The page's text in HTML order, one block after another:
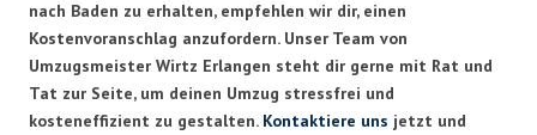
nach Baden zu erhalten, empfehlen wir dir, einen
Kostenvoranschlag anzufordern. Unser Team von
Umzugsmeister Wirtz Erlangen steht dir gerne mit Rat und
Tat zur Seite, um deinen Umzug stressfrei und
kosteneffizient zu gestalten. Kontaktiere uns jetzt und